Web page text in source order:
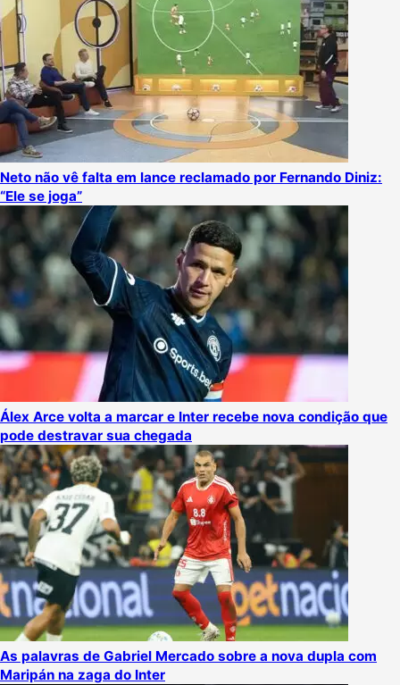
Neto não vê falta em lance reclamado por Fernando Diniz:
“Ele se joga”
Álex Arce volta a marcar e Inter recebe nova condição que
pode destravar sua chegada
As palavras de Gabriel Mercado sobre a nova dupla com
Maripán na zaga do Inter